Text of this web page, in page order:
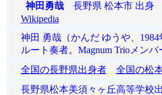
神田勇哉長野県 松本市 出身
Wikipedia
神田 勇哉（かんだ ゆうや、
ルート奏者。Magnum Trioメンバ
全国の長野県出身者
全国の松
長野県松本美須々ヶ丘高等学